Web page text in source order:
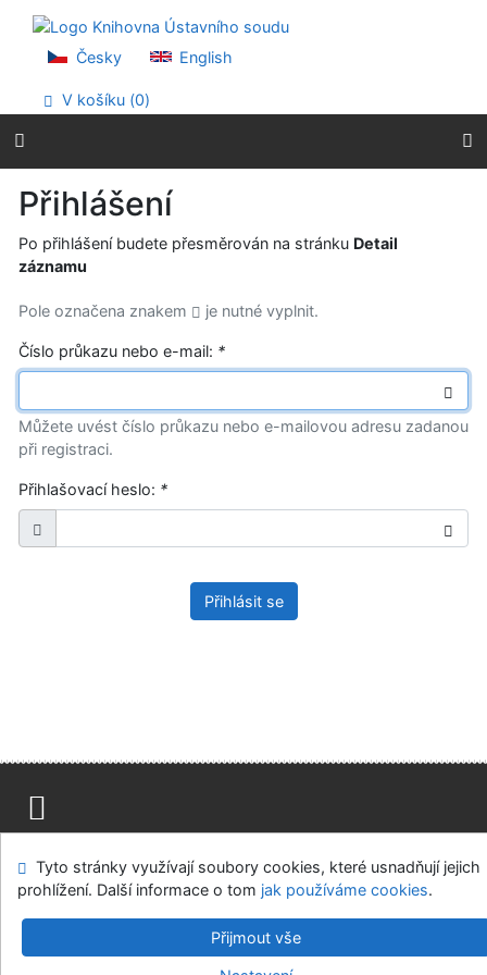
Přejít na menu
Prohlášení o webové přístupnosti
Česky English
V košíku (0)
Přihlášení
Po přihlášení budete přesměrován na stránku Detail
záznamu
Pole označena znakem je nutné vyplnit.
Číslo průkazu nebo e-mail: *
Můžete uvést číslo průkazu nebo e-mailovou adresu zadanou
při registraci.
Přihlašovací heslo: *
Přihlásit se
Modul OpenSearch
Napište nám Nastavení cookies
Ústavní soud, IČO: 48513687, se sídlem Joštova 625/8,
Tyto stránky využívají soubory cookies, které usnadňují jejich
prohlížení. Další informace o tom jak používáme cookies.
Přijmout vše